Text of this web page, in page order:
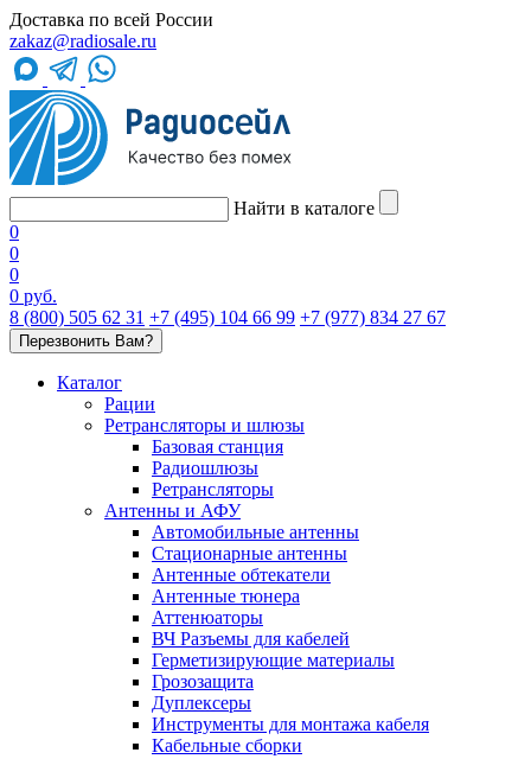
Доставка по всей России
zakaz@radiosale.ru
Найти в каталоге
0
0
0
0 руб.
8 (800) 505 62 31 +7 (495) 104 66 99 +7 (977) 834 27 67
Перезвонить Вам?
Каталог
Рации
Ретрансляторы и шлюзы
Базовая станция
Радиошлюзы
Ретрансляторы
Антенны и АФУ
Автомобильные антенны
Стационарные антенны
Антенные обтекатели
Антенные тюнера
Аттенюаторы
ВЧ Разъемы для кабелей
Герметизирующие материалы
Грозозащита
Дуплексеры
Инструменты для монтажа кабеля
Кабельные сборки